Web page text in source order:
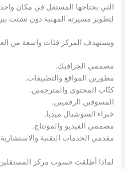
التي يحتاجها المستقل في مكان
لتطوير مسيرته المهنية دون تشتت
ويستهدف المركز فئات واسعة من
مصممي الجرافيك.
مطورين المواقع والتطبيقات.
كتّاب المحتوى والمترجمين.
المسوقين الرقميين.
خبراء السوشيال ميديا.
مصممي الفيديو والمونتاج.
مقدمي الخدمات التقنية
لماذا أطلقت حسوب مركز